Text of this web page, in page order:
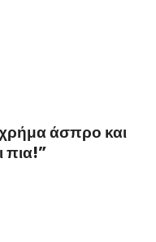
άσπρο και
πια!”